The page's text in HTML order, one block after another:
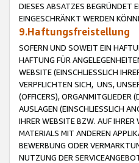
DIESES ABSATZES BEGRÜNDET
EINGESCHRÄNKT WERDEN
9.Haftungsfreistellung
SOFERN UND SOWEIT EIN
HAFTUNG FÜR
WEBSITE (EINSCHLIESSLICH
VERPFLICHTEN SICH, UNS,
(OFFICERS), ORGANMITGLIEDER
AUSLAGEN (EINSCHLIESSLICH
IHRER WEBSITE BZW. AUF
MATERIALS MIT ANDEREN
BEWERBUNG ODER
NUTZUNG DER